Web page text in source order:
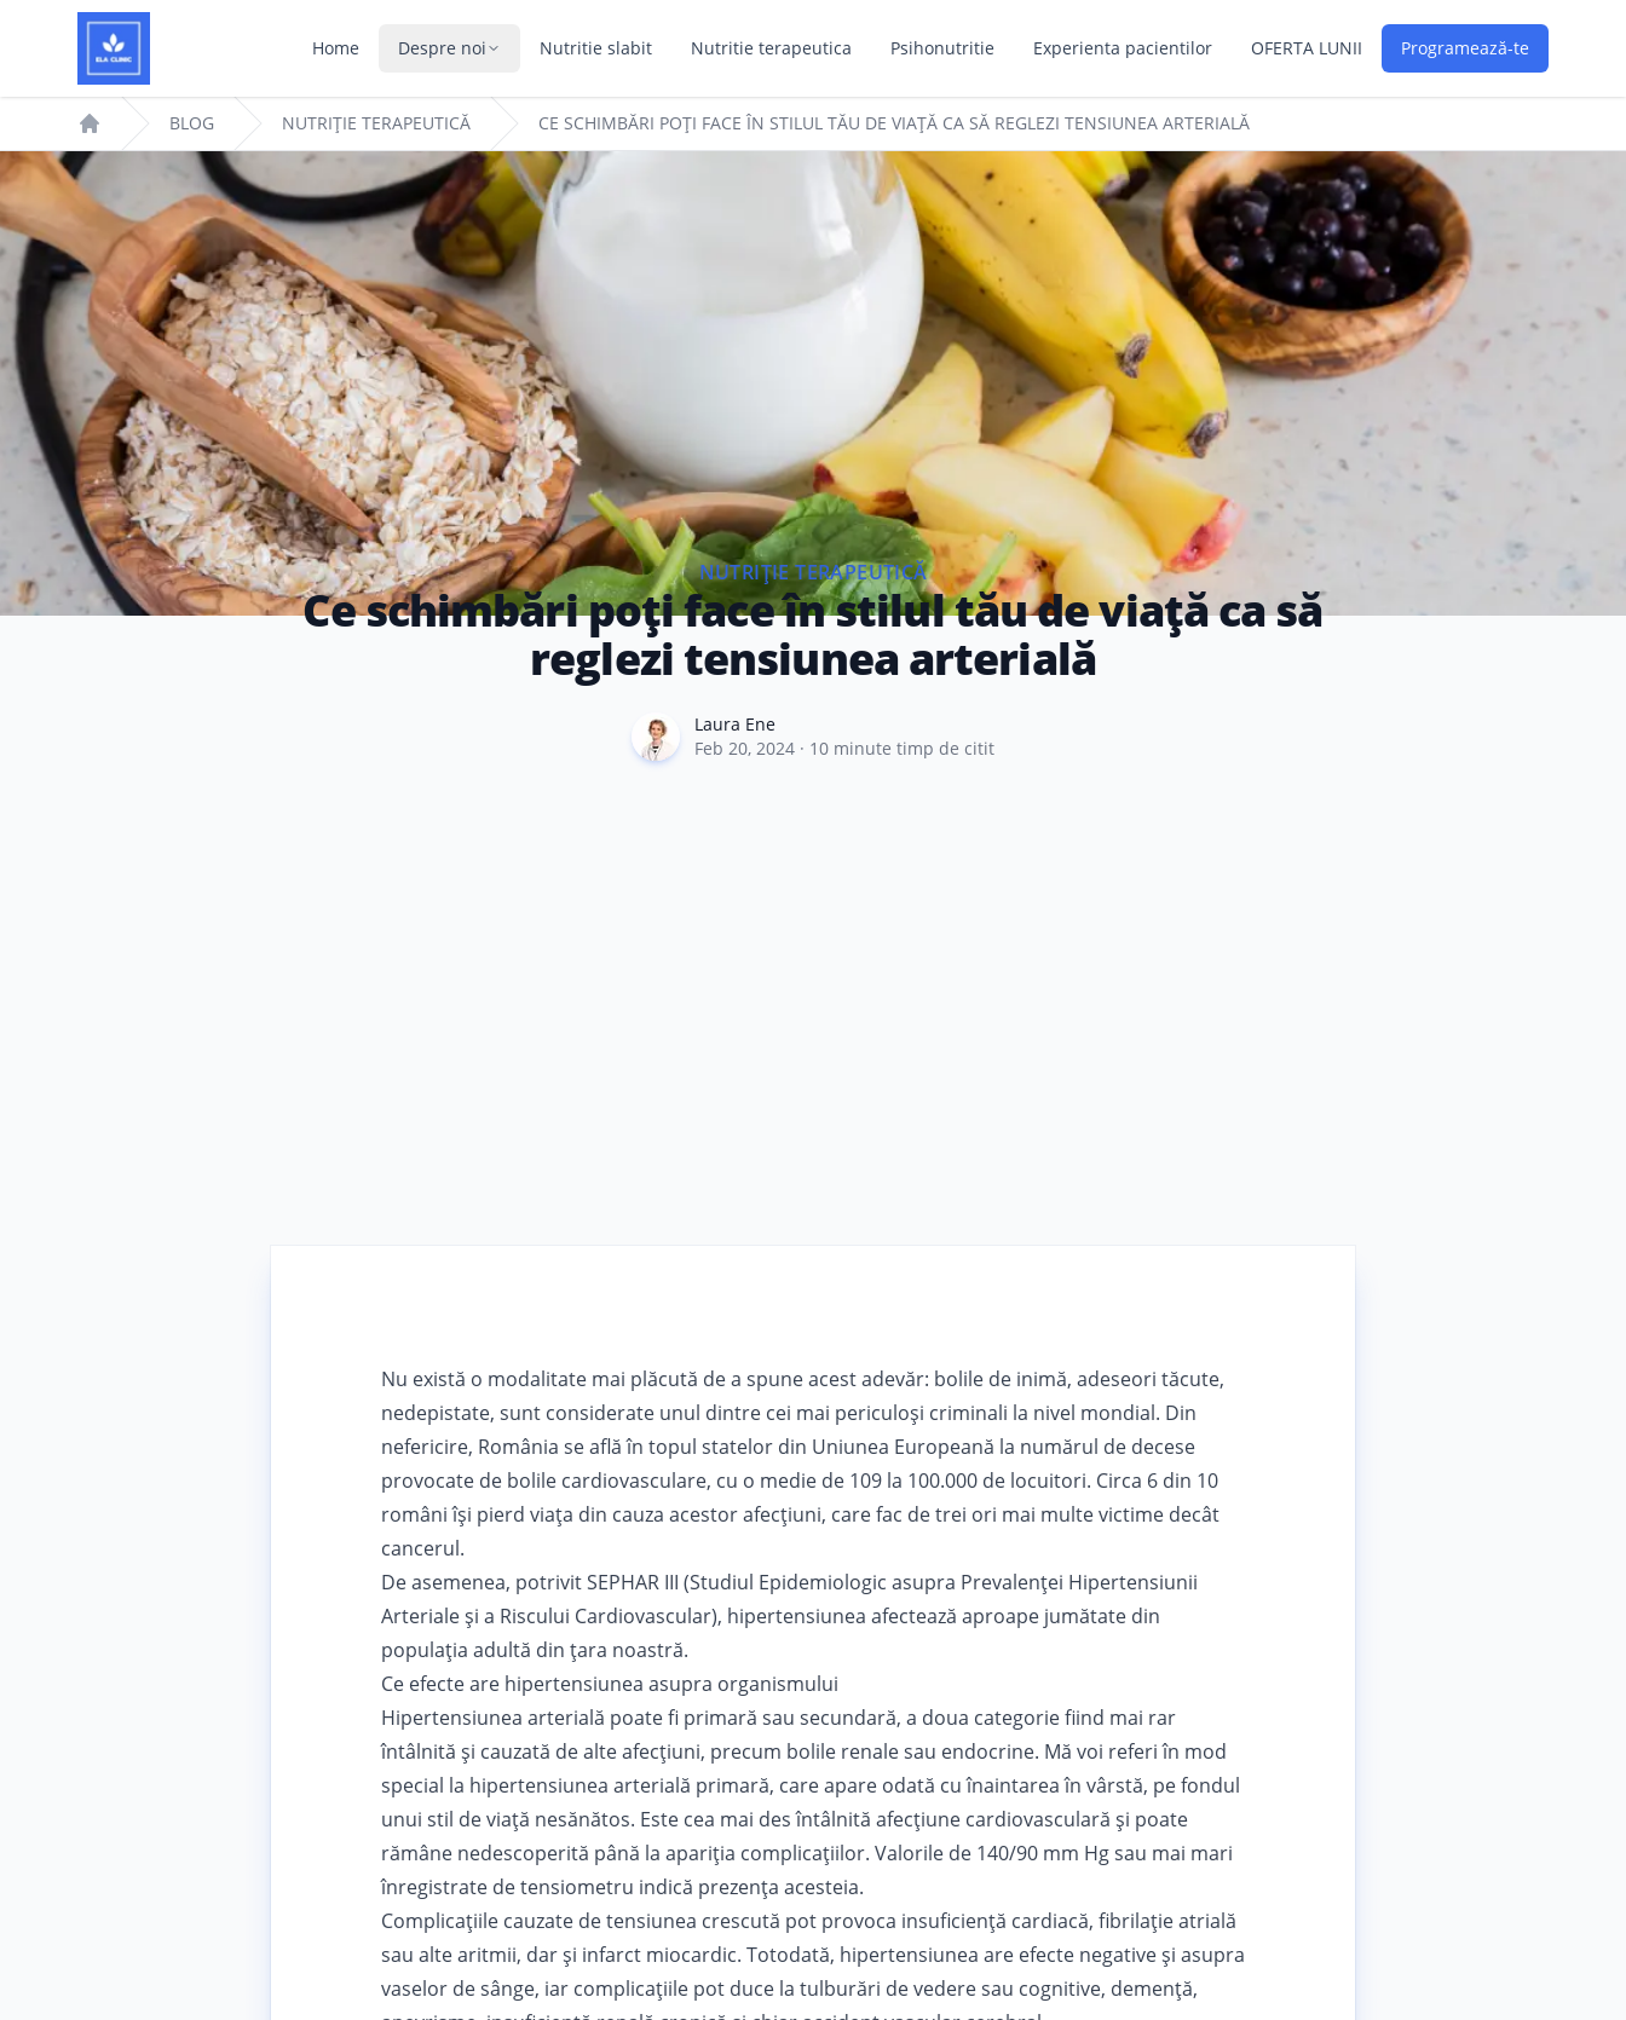
Home Despre noi Nutritie slabit Nutritie terapeutica Psihonutritie Experienta pacientilor OFERTA LUNII Programează-te
Home BLOG NUTRIȚIE TERAPEUTICĂ CE SCHIMBĂRI POȚI FACE ÎN STILUL TĂU DE VIAȚĂ CA SĂ REGLEZI TENSIUNEA ARTERIALĂ
NUTRIȚIE TERAPEUTICĂ
Ce schimbări poți face în stilul tău de viață ca să
reglezi tensiunea arterială
Laura EneLaura Ene
Feb 20, 2024 · 10 minute timp de citit
Nu există o modalitate mai plăcută de a spune acest adevăr: bolile de inimă, adeseori tăcute,
nedepistate, sunt considerate unul dintre cei mai periculoși criminali la nivel mondial. Din
nefericire, România se află în topul statelor din Uniunea Europeană la numărul de decese
provocate de bolile cardiovasculare, cu o medie de 109 la 100.000 de locuitori. Circa 6 din 10
români își pierd viața din cauza acestor afecțiuni, care fac de trei ori mai multe victime decât
cancerul.
De asemenea, potrivit SEPHAR III (Studiul Epidemiologic asupra Prevalenţei Hipertensiunii
Arteriale şi a Riscului Cardiovascular), hipertensiunea afectează aproape jumătate din
populaţia adultă din țara noastră.
Ce efecte are hipertensiunea asupra organismului
Hipertensiunea arterială poate fi primară sau secundară, a doua categorie fiind mai rar
întâlnită și cauzată de alte afecțiuni, precum bolile renale sau endocrine. Mă voi referi în mod
special la hipertensiunea arterială primară, care apare odată cu înaintarea în vârstă, pe fondul
unui stil de viață nesănătos. Este cea mai des întâlnită afecțiune cardiovasculară și poate
rămâne nedescoperită până la apariția complicațiilor. Valorile de 140/90 mm Hg sau mai mari
înregistrate de tensiometru indică prezența acesteia.
Complicațiile cauzate de tensiunea crescută pot provoca insuficiență cardiacă, fibrilație atrială
sau alte aritmii, dar și infarct miocardic. Totodată, hipertensiunea are efecte negative și asupra
vaselor de sânge, iar complicațiile pot duce la tulburări de vedere sau cognitive, demență,